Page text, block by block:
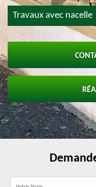
Travaux avec nacelle